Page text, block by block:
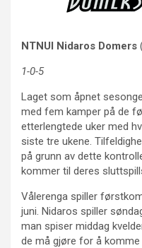
NTNUI Nidaros Domers
1-0-5
Laget som åpnet
med fem kamper på de
etterlengtede uker med
siste tre ukene.
på grunn av dette
kommer til deres
Vålerenga spiller
juni. Nidaros spiller
man spiser middag
de må gjøre for å